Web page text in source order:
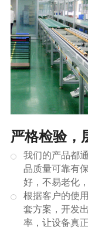
严格检验，
我们的产品都
品质量可靠有
好，不易老化
根据客户的使
套方案，开发
率，让设备真